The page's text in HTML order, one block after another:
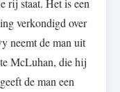
rij staat. Het is een
verkondigd over
neemt de man uit
McLuhan, die hij
de man een